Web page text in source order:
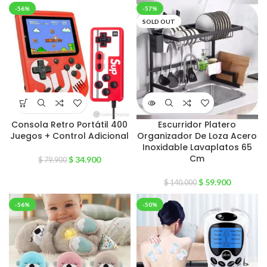
-56%
Consola Retro Portátil 400
Juegos + Control Adicional
$79.900 $34.900
-57%
SOLD OUT
Escurridor Platero
Organizador De Loza Acero
Inoxidable Lavaplatos 65
Cm
$140.000 $59.900
-56% -50%